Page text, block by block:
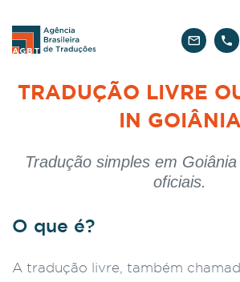
TRADUÇÃO LIVRE
IN GOIÂNIA
Tradução simples em
oficiais.
O que é?
A tradução livre, também